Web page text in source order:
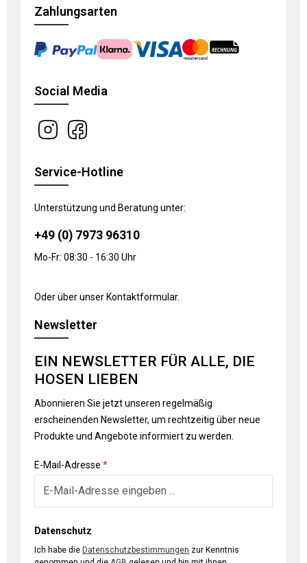
Zahlungsarten
Social Media
Service-Hotline
Unterstützung und Beratung unter:
+49 (0) 7973 96310
Mo-Fr: 08:30 - 16:30 Uhr
Oder über unser Kontaktformular.
Newsletter
EIN NEWSLETTER FÜR ALLE, DIE
HOSEN LIEBEN
Abonnieren Sie jetzt unseren regelmäßig
erscheinenden Newsletter, um rechtzeitig über neue
Produkte und Angebote informiert zu werden.
E-Mail-Adresse *
Datenschutz
Ich habe die Datenschutzbestimmungen